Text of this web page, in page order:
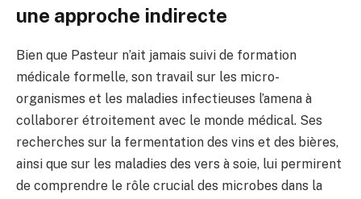
une approche indirecte
Bien que Pasteur n’ait jamais suivi de formation
médicale formelle, son travail sur les micro-
organismes et les maladies infectieuses l’amena à
collaborer étroitement avec le monde médical. Ses
recherches sur la fermentation des vins et des bières,
ainsi que sur les maladies des vers à soie, lui permirent
de comprendre le rôle crucial des microbes dans la